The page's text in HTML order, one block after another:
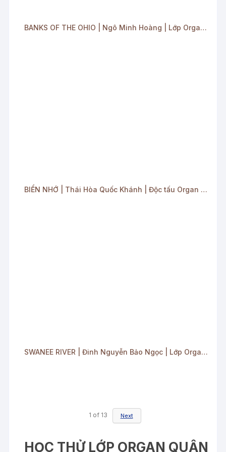
BANKS OF THE OHIO | Ngô Minh Hoàng | Lớp Organ Quận 8
BIỂN NHỚ | Thái Hòa Quốc Khánh | Độc tấu Organ | Lớp Organ quận 8 | MOTIF MUSIC
SWANEE RIVER | Đinh Nguyễn Bảo Ngọc | Lớp Organ quận 8 | MOTIF MUSIC
1 of 13 Next
HỌC THỬ LỚP ORGAN QUẬN